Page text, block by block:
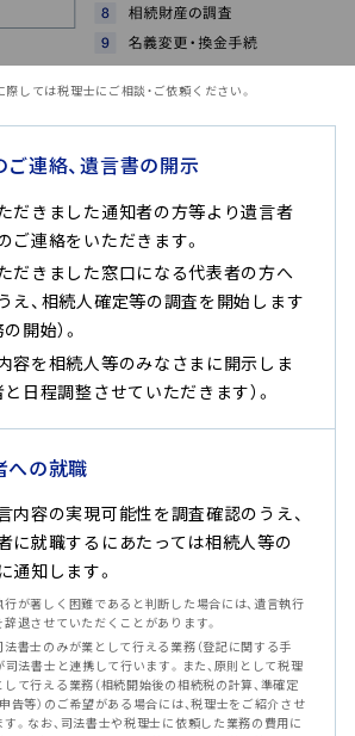
しては税理士にご相談・ご依頼ください。
連絡、遺言書の開示
だきました通知者の方等より遺言者
ご連絡をいただきます。
だきました窓口になる代表者の方へ
え、相続人確定等の調査を開始します
開始）。
容を相続人等のみなさまに開示しま
と日程調整させていただきます）。
への就職
内容の実現可能性を調査確認のうえ、
に就職するにあたっては相続人等の
通知します。
が著しく困難であると判断した場合には、遺言執行
退させていただくことがあります。
書士のみが業として行える業務（登記に関する手
司法書士と連携して行います。また、原則として税理
て行える業務（相続開始後の相続税の計算、準確定
告等）のご希望がある場合には、税理士をご紹介させ
。なお、司法書士や税理士に依頼した業務の費用に